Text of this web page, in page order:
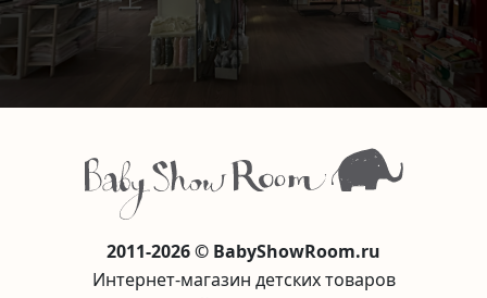
2011-2026 © BabyShowRoom.ru
Интернет-магазин детских товаров